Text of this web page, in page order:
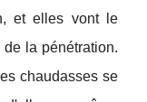
et elles vont le
la pénétration.
chaudasses se